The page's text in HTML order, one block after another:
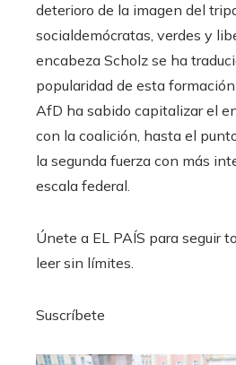
deterioro de la imagen del
socialdemócratas, verdes y
encabeza Scholz se ha
popularidad de esta
AfD ha sabido capitalizar el
con la coalición, hasta el
la segunda fuerza con más
escala federal.
Únete a EL PAÍS para seguir
leer sin límites.
Suscríbete